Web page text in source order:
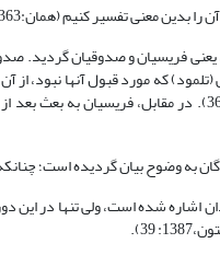
بدین معنی تفسیر کنیم (همان:363).
فریسیان و صدوقیان گردید.
که مورد قبول آنها نبود،
فرقه‏های یهود به نام شومرونی‏ها یا سامره‏ای‏ها نیز منکر اعتقاد به رستاخیز
به وضوح بیان گردیده است؛
شده است، ولی تنها در این
39).